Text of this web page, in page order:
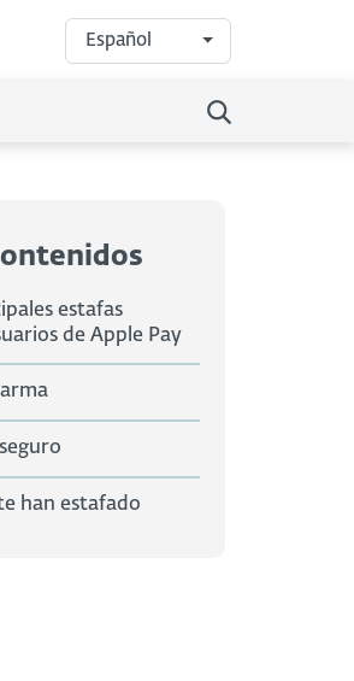
Español
estafas
de Apple Pay
han estafado